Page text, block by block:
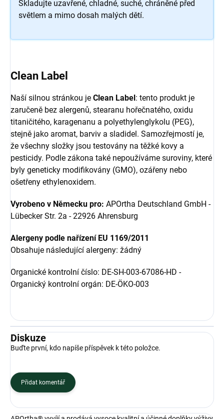
Skladujte uzavřené, chladné, suché, chráněné před
světlem a mimo dosah malých dětí.
Clean Label
Naší silnou stránkou je Clean Label: tento produkt je
zaručeně bez alergenů, stearanu hořečnatého, oxidu
titaničitého, karagenanu a polyethylenglykolu (PEG),
stejně jako aromat, barviv a sladidel. Samozřejmostí je,
že všechny složky jsou testovány na těžké kovy a
pesticidy. Podle zákona také nepoužíváme suroviny, které
byly geneticky modifikovány (GMO), ozářeny nebo
ošetřeny ethylenoxidem.
Vyrobeno v Německu pro: APOrtha Deutschland GmbH -
Lübecker Str. 2a - 22926 Ahrensburg
Alergeny podle nařízení EU 1169/2011
Obsahuje následující alergeny: žádný
Organické kontrolní číslo: DE-SH-003-67086-HD -
Organický kontrolní orgán: DE-ÖKO-003
Diskuze
Buďte první, kdo napíše příspěvek k této položce.
Přidat komentář